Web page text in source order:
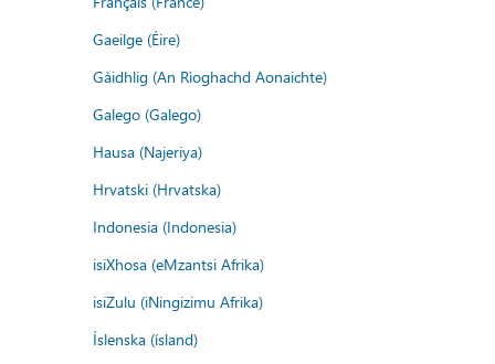
Gaeilge (Éire)
Gàidhlig (An Rìoghachd Aonaichte)
Galego (Galego)
Hausa (Najeriya)
Hrvatski (Hrvatska)
Indonesia (Indonesia)
isiXhosa (eMzantsi Afrika)
isiZulu (iNingizimu Afrika)
Íslenska (ísland)